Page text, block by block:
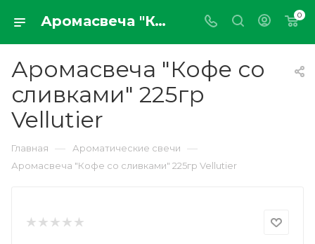
Аромасвеча "Кофе со сливками" 225гр Vellutier 0
Аромасвеча "Кофе со
сливками" 225гр
Vellutier
Главная — Ароматические свечи —
Аромасвеча "Кофе со сливками" 225гр Vellutier